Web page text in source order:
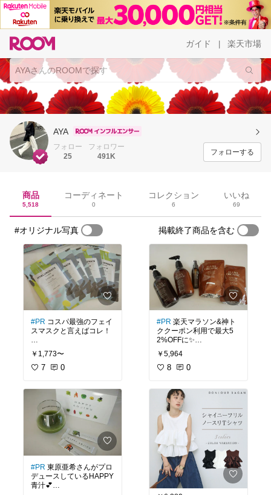
ガイド 楽天市場
AYA
フォロー
25
フォロワー
491K
フォローする
商品
5,518
コーディネート
0
コレクション
6
いいね
69
#オリジナル写真 掲載終了商品を含む
#PR コスパ最強のフェイ
スマスクと言えばコレ！
その日の肌の気分で
25種類から美容成分が選
べる
薄いシートに美容液がヒ
タヒタに入っていて
お肌に密着します🫧
10分付けるだけでツヤも
ち肌へ〜！
25種類の美容成分から最
大6種類チョイス✨
今回は4種類選んで
1種類×5枚入り、合計20
枚！
￥1,773〜
7 0
#PR 東原亜希さんがプロ
デュースしているHAPPY
青汁💕
#PR 楽天マラソン&神ト
ククーポン利用で最大5
2%OFFに✨
発売当初から家族で愛用
している
毎日使うものしか入って
ない1番好きな5点セット
です！
シャンプー本体＋詰め替
トリートメント本体＋詰
め替え
ヘアオイル現品サイズ1
本
￥5,964
8 0